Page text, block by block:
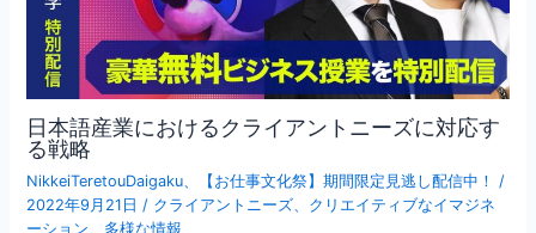
日本語産業におけるクライアントニーズに対応す
る戦略
NikkeiTeretouDaigaku、 【お仕事文化祭】期間限定見逃し配信中！ /
2022年9月21日 / クライアントニーズ、 クリエイティブなイマジネ
ーション、 多様な情報